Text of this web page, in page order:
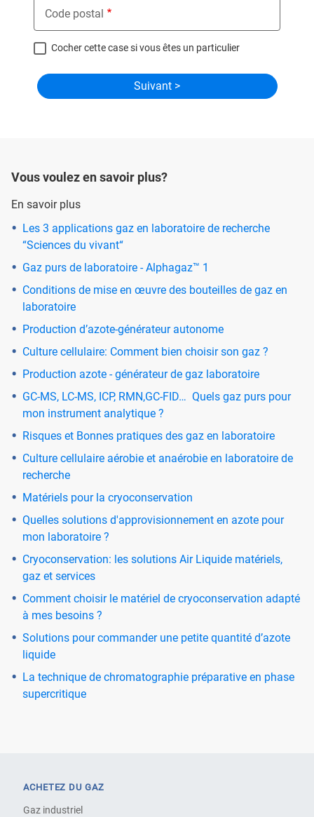
Code postal
Cocher cette case si vous êtes un particulier
Vous voulez en savoir plus?
En savoir plus
Les 3 applications gaz en laboratoire de recherche
“Sciences du vivant“
Gaz purs de laboratoire - Alphagaz™ 1
Conditions de mise en œuvre des bouteilles de gaz en
laboratoire
Production d’azote-générateur autonome
Culture cellulaire: Comment bien choisir son gaz ?
Production azote - générateur de gaz laboratoire
GC-MS, LC-MS, ICP, RMN,GC-FID… Quels gaz purs pour
mon instrument analytique ?
Risques et Bonnes pratiques des gaz en laboratoire
Culture cellulaire aérobie et anaérobie en laboratoire de
recherche
Matériels pour la cryoconservation
Quelles solutions d'approvisionnement en azote pour
mon laboratoire ?
Cryoconservation: les solutions Air Liquide matériels,
gaz et services
Comment choisir le matériel de cryoconservation adapté
à mes besoins ?
Solutions pour commander une petite quantité d’azote
liquide
La technique de chromatographie préparative en phase
supercritique
ACHETEZ DU GAZ
Gaz industriel